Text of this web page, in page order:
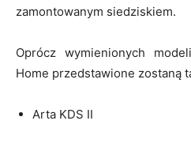
zamontowanym siedziskiem.
Oprócz wymienionych
Home przedstawione zostaną
Arta KDS II